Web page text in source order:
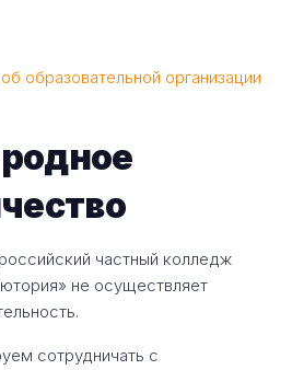
образовательной организации
частный колледж
не осуществляет
сотрудничать с